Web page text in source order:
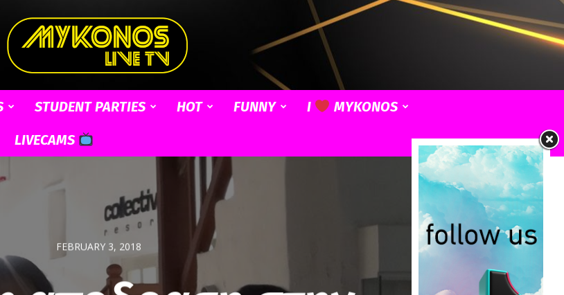
Live
STUDENT PARTIES HOT FUNNY I
MYKONOS
LIVECAMS
FEBRUARY 3, 2018